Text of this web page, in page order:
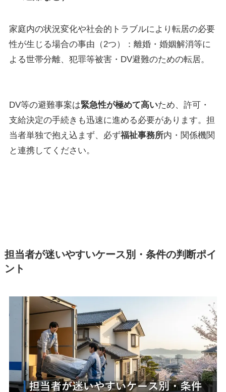
家庭内の状況変化や社会的トラブルにより転居の必要
性が生じる場合の事由（2つ）：離婚・婚姻解消等に
よる世帯分離、犯罪等被害・DV避難のための転居。
DV等の避難事案は緊急性が極めて高いため、許可・
支給決定の手続きも迅速に進める必要があります。担
当者単独で抱え込まず、必ず福祉事務所内・関係機関
と連携してください。
担当者が迷いやすいケース別・条件の判断ポイ
ント